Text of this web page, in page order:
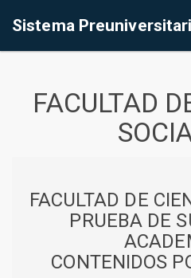
Sistema
FACULTAD
FACULTAD DE
PRUEBA DE
CONTENIDOS